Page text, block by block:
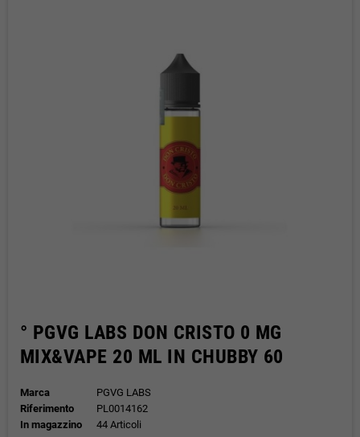
° PGVG LABS DON CRISTO 0 MG
MIX&VAPE 20 ML IN CHUBBY 60
Marca
PGVG LABS
Riferimento
PL0014162
In magazzino
44 Articoli